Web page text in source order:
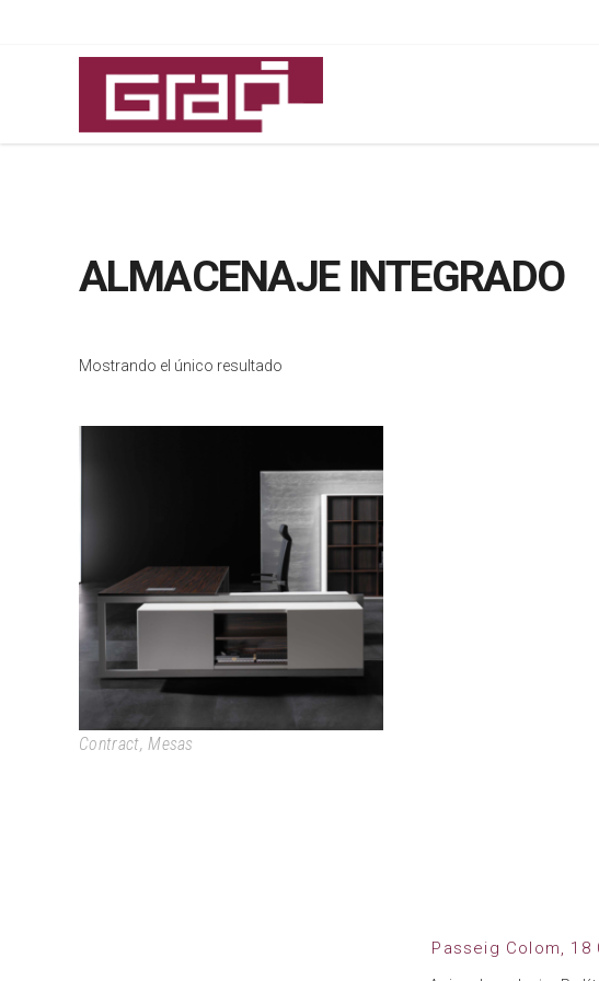
ALMACENAJE INTEGRADO
Mostrando el único resultado
VEKTOR
Contract,Mesas
Passeig Colom, 18